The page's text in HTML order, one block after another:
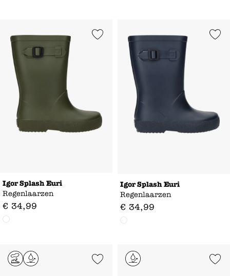
Add to Wishlist
Igor Splash Euri
Regenlaarzen
€ 34,99
Add to
Igor Splash Euri
Regenlaarzen
€ 34,99
Add to Wishlist Add to